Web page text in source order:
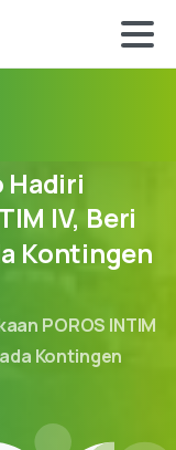
Hadiri
IV, Beri
Kontingen
POROS INTIM
Kontingen